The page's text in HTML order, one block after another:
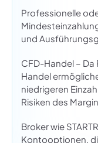
Professionelle
und
CFD-Handel –
Handel
niedrigeren
Risiken des
Broker wie
Kontooptionen,